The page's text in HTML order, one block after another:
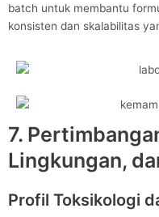
batch untuk membantu
konsisten dan skalabilitas
7.
Lingkungan,
Profil Toksikologi